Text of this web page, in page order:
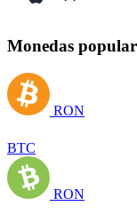
Monedas
RON
BTC
RON